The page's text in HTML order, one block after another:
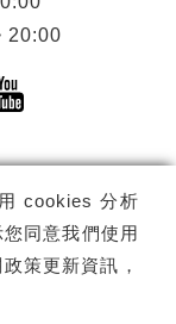
cookies 分析
同意我們使用
策更新資訊，
20:00
)視窗)另開新視
YouTube(另開
訂閱
文化中心